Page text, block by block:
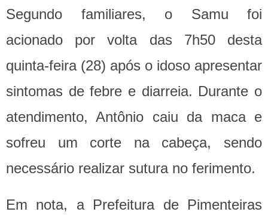
Segundo familiares, o Samu foi
acionado por volta das 7h50 desta
quinta-feira (28) após o idoso apresentar
sintomas de febre e diarreia. Durante o
atendimento, Antônio caiu da maca e
sofreu um corte na cabeça, sendo
necessário realizar sutura no ferimento.
Em nota, a Prefeitura de Pimenteiras